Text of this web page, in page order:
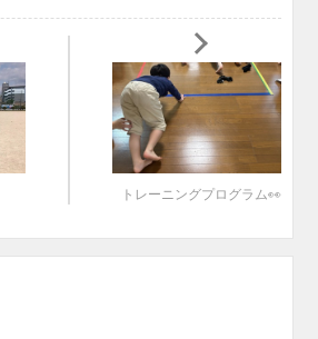
トレーニングプログラム👀